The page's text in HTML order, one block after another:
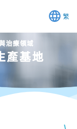
繁
治療領域
產基地